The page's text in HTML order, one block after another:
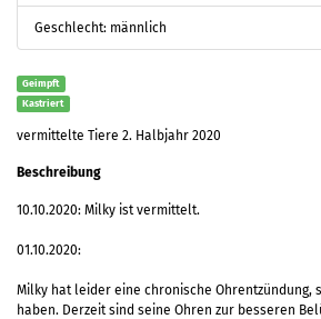
Geschlecht: männlich
Geimpft
Kastriert
vermittelte Tiere 2. Halbjahr 2020
Beschreibung
10.10.2020: Milky ist vermittelt.
01.10.2020:
Milky hat leider eine chronische Ohrentzündung,
haben. Derzeit sind seine Ohren zur besseren